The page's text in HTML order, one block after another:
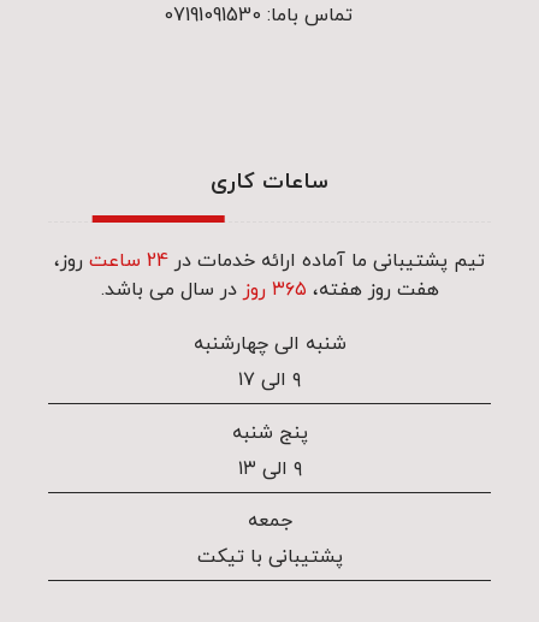
تماس باما: 07191091530
ساعات کاری
تیم پشتیبانی ما آماده ارائه خدمات در 24 ساعت
روز،
هفت روز هفته، ۳۶۵ روز در سال می باشد.
شنبه الی چهارشنبه
۹ الی ۱۷
پنج شنبه
۹ الی ۱۳
جمعه
پشتیبانی با تیکت